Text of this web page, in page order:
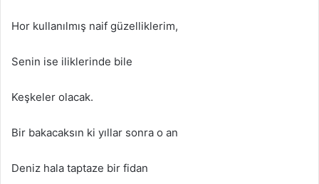
Hor kullanılmış naif güzelliklerim,
Senin ise iliklerinde bile
Keşkeler olacak.
Bir bakacaksın ki yıllar sonra o an
Deniz hala taptaze bir fidan